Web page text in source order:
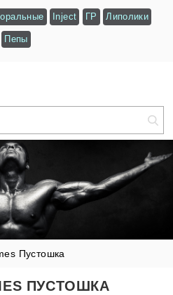
Inject ГР Липолики
Пепы
Пустошка
ПУСТОШКА